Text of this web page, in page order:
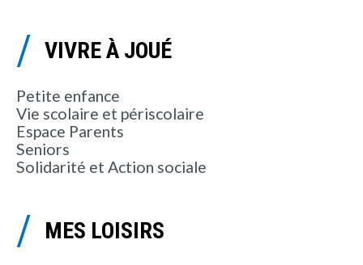
VIVRE À JOUÉ
Petite enfance
Vie scolaire et périscolaire
Espace Parents
Seniors
Solidarité et Action sociale
MES LOISIRS